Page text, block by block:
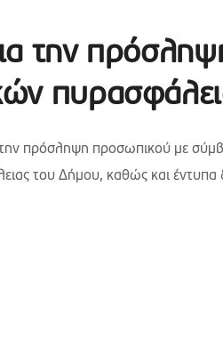
την
πρόσληψη προσωπικού με
του Δήμου, καθώς και